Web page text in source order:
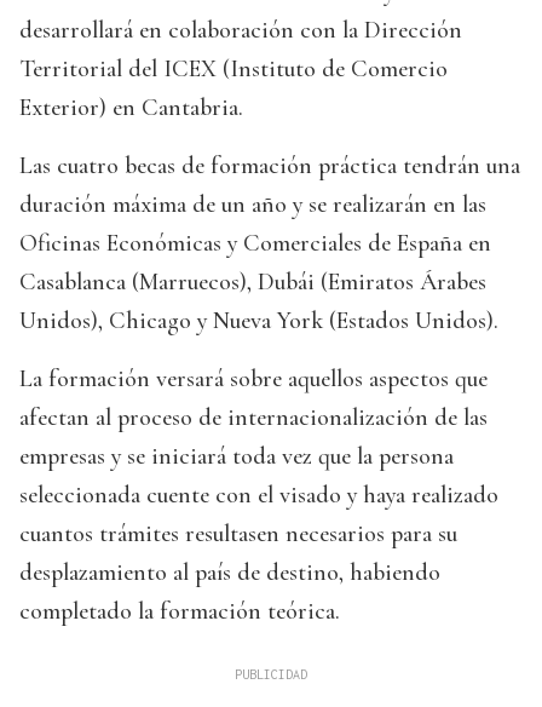
desarrollará en colaboración con la Dirección
Territorial del ICEX (Instituto de Comercio
Exterior) en Cantabria.
Las cuatro becas de formación práctica tendrán una
duración máxima de un año y se realizarán en las
Oficinas Económicas y Comerciales de España en
Casablanca (Marruecos), Dubái (Emiratos Árabes
Unidos), Chicago y Nueva York (Estados Unidos).
La formación versará sobre aquellos aspectos que
afectan al proceso de internacionalización de las
empresas y se iniciará toda vez que la persona
seleccionada cuente con el visado y haya realizado
cuantos trámites resultasen necesarios para su
desplazamiento al país de destino, habiendo
completado la formación teórica.